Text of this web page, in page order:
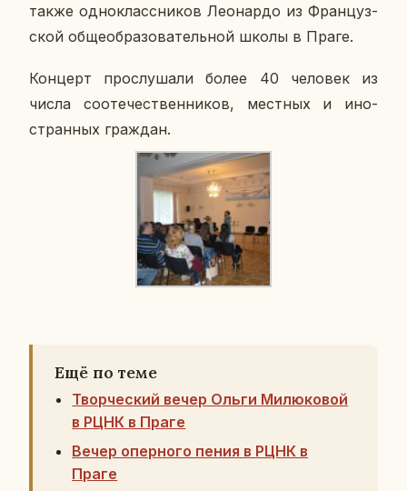
также од­но­класс­ни­ков Лео­нар­до из Фран­цуз­
ской об­ще­об­ра­зо­ва­тель­ной школы в Праге.
Кон­церт про­слу­ша­ли более 40 че­ло­век из
числа со­оте­че­ствен­ни­ков, мест­ных и ино­
стран­ных граж­дан.
Ещё по теме
Творческий вечер Ольги Милюковой
в РЦНК в Праге
Вечер оперного пения в РЦНК в
Праге